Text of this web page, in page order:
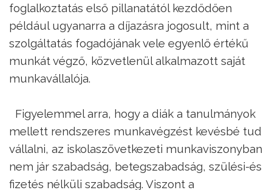
foglalkoztatás első pillanatától kezdődően
például ugyanarra a díjazásra jogosult, mint a
szolgáltatás fogadójának vele egyenlő értékű
munkát végző, közvetlenül alkalmazott saját
munkavállalója.
Figyelemmel arra, hogy a diák a tanulmányok
mellett rendszeres munkavégzést kevésbé tud
vállalni, az iskolaszövetkezeti munkaviszonyban
nem jár szabadság, betegszabadság, szülési-és
fizetés nélküli szabadság. Viszont a